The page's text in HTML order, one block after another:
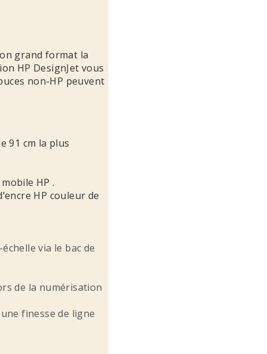
grand format la
HP DesignJet vous
non-HP peuvent
91 cm la plus
HP .
HP couleur de
via le bac de
de la numérisation
finesse de ligne